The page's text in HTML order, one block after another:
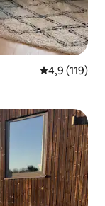
Évaluation
4,9 (119)